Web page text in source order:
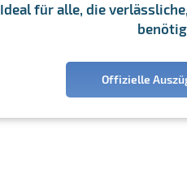
Ideal für alle, die
Offizielle